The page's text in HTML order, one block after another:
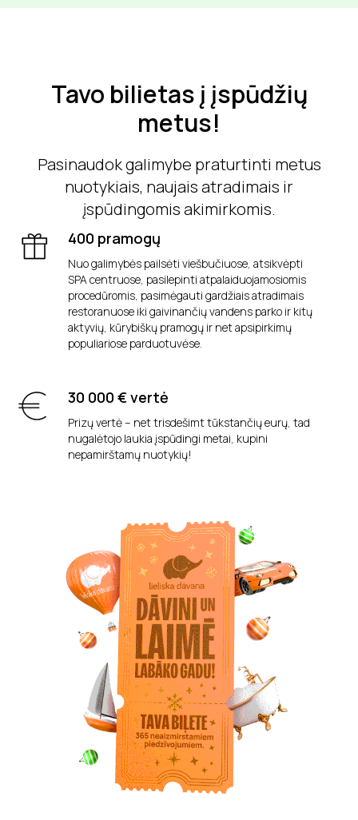
Tavo bilietas į įspūdžių
metus!
Pasinaudok galimybe praturtinti metus
nuotykiais, naujais atradimais ir
įspūdingomis akimirkomis.
400 pramogų
Nuo galimybės pailsėti viešbučiuose, atsikvėpti
SPA centruose, pasilepinti atpalaiduojamosiomis
procedūromis, pasimėgauti gardžiais atradimais
restoranuose iki gaivinančių vandens parko ir kitų
aktyvių, kūrybiškų pramogų ir net apsipirkimų
populiariose parduotuvėse.
30 000 € vertė
Prizų vertė – net trisdešimt tūkstančių eurų, tad
nugalėtojo laukia įspūdingi metai, kupini
nepamirštamų nuotykių!